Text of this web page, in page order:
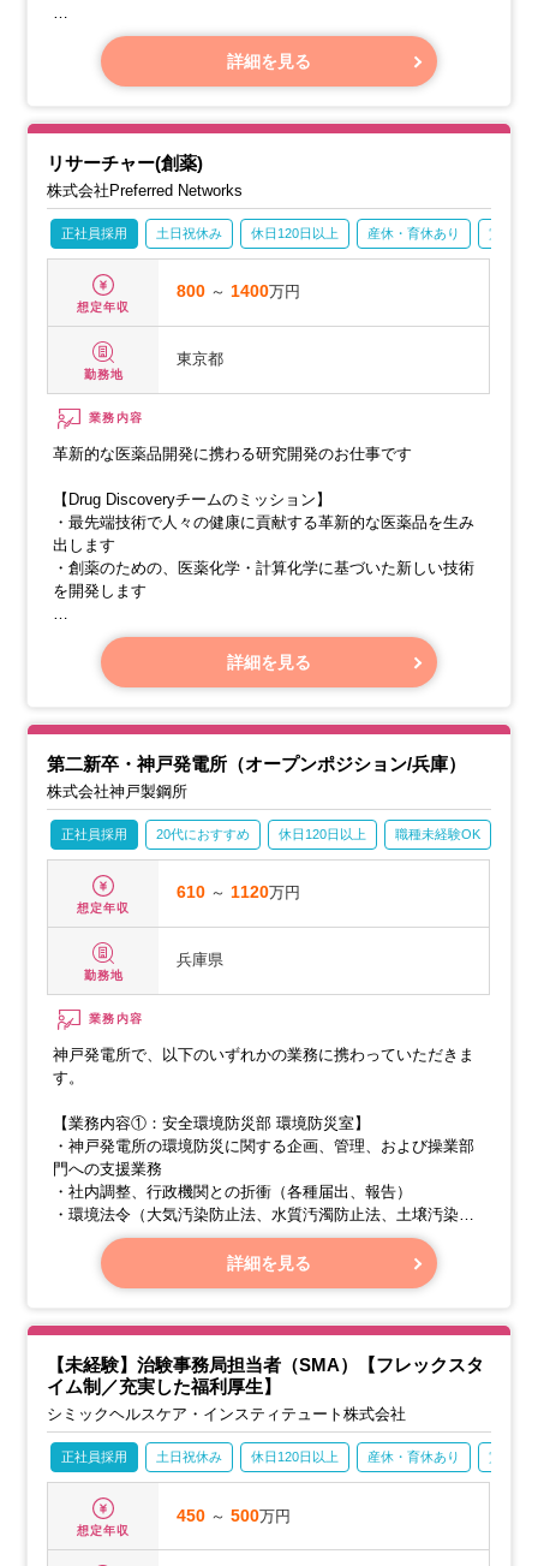
【現在計画中の新規用途と既存技術の拡販テーマ】
・海水や酸に対する耐食性を活かし、水素や再生可能エネル
ギーを主としたカーボンニュートラル関連分野へのご提案を
・新しい差別化ポイントとして、再生可能エネルギーや環境
対策排水処理における新機能ニーズを探求します。
【キャリアの道筋】
詳細を見る
リサーチャー(創薬)
株式会社Preferred Networks
正社員採用 土日祝休み 休日120日以上 産休・育休あり 賞与あ
想定年収
800 ～1400万円
勤務地
東京都
業務内容
革新的な医薬品開発に携わる研究開発のお仕事です
【Drug Discoveryチームのミッション】
・最先端技術で人々の健康に貢献する革新的な医薬品を生み
出します
・創薬のための、医薬化学・計算化学に基づいた新しい技術
を開発します
【具体的な業務内容】
■分子設計研究開発
詳細を見る
第二新卒・神戸発電所（オープンポジション/兵庫）
株式会社神戸製鋼所
正社員採用 20代におすすめ 休日120日以上 職種未経験OK
想定年収
610 ～1120万円
勤務地
兵庫県
業務内容
神戸発電所で、以下のいずれかの業務に携わっていただきま
す。
【業務内容①：安全環境防災部 環境防災室】
・神戸発電所の環境防災に関する企画、管理、および操業部
門への支援業務
・社内調整、行政機関との折衝（各種届出、報告）
・環境法令（大気汚染防止法、水質汚濁防止法、土壌汚染対
策法など）、防災法令（鉱山保安法、消防法、高圧ガス保安
法など）関連手続き、事業継続計画（BCP）策定、ISO14001
活動など
【業務内容②：発電部（発電室、設備室）】
詳細を見る
【未経験】治験事務局担当者（SMA）【フレックスタ
イム制／充実した福利厚生】
シミックヘルスケア・インスティテュート株式会社
正社員採用 土日祝休み 休日120日以上 産休・育休あり 賞与あ
想定年収
450 ～500万円